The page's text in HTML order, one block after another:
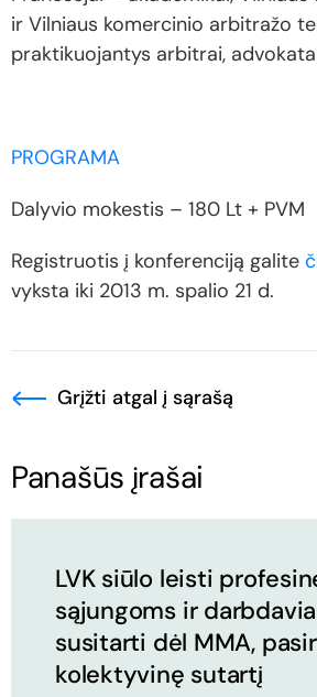
ir Vilniaus komercinio arbitražo
praktikuojantys arbitrai,
PROGRAMA
Dalyvio mokestis – 180 Lt + PVM
Registruotis į konferenciją galite
vyksta iki 2013 m. spalio 21 d.
Grįžti atgal į sąrašą
Panašūs įrašai
LVK siūlo leisti
sąjungoms ir
susitarti dėl MMA,
kolektyvinę sutartį